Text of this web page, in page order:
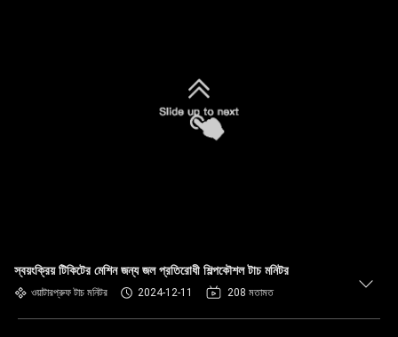
স্বয়ংক্রিয় টিকিটের মেশিন জন্য জল প্রতিরোধী শিল্পকৌশল টাচ মনিটর
ওয়াটারপ্রুফ টাচ মনিটর 2024-12-11 208 মতামত